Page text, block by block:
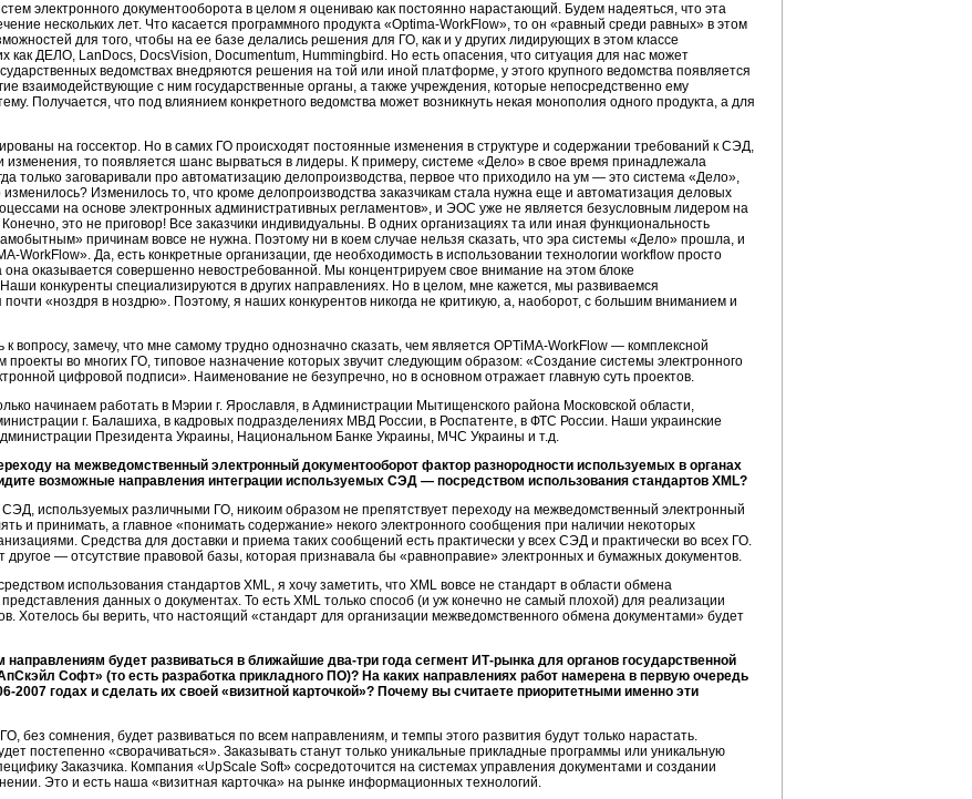
электронного документооборота в целом я оцениваю как постоянно нарастающий. Будем надеяться, что эта
нескольких лет. Что касается программного продукта «Optima-WorkFlow», то он «равный среди равных» в этом
для того, чтобы на ее базе делались решения для ГО, как и у других лидирующих в этом классе
как ДЕЛО, LanDocs, DocsVision, Documentum, Hummingbird. Но есть опасения, что ситуация для нас может
ведомствах внедряются решения на той или иной платформе, у этого крупного ведомства появляется
взаимодействующие с ним государственные органы, а также учреждения, которые непосредственно ему
Получается, что под влиянием конкретного ведомства может возникнуть некая монополия одного продукта, а для
на госсектор. Но в самих ГО происходят постоянные изменения в структуре и содержании требований к СЭД,
изменения, то появляется шанс вырваться в лидеры. К примеру, системе «Дело» в свое время принадлежала
только заговаривали про автоматизацию делопроизводства, первое что приходило на ум — это система «Дело»,
Изменилось то, что кроме делопроизводства заказчикам стала нужна еще и автоматизация деловых
на основе электронных административных регламентов», и ЭОС уже не является безусловным лидером на
это не приговор! Все заказчики индивидуальны. В одних организациях та или иная функциональность
причинам вовсе не нужна. Поэтому ни в коем случае нельзя сказать, что эра системы «Дело» прошла, и
WorkFlow». Да, есть конкретные организации, где необходимость в использовании технологии workflow просто
она оказывается совершенно невостребованной. Мы концентрируем свое внимание на этом блоке
конкуренты специализируются в других направлениях. Но в целом, мне кажется, мы развиваемся
«ноздря в ноздрю». Поэтому, я наших конкурентов никогда не критикую, а, наоборот, с большим вниманием и
вопросу, замечу, что мне самому трудно однозначно сказать, чем является OPTiMA-WorkFlow — комплексной
во многих ГО, типовое назначение которых звучит следующим образом: «Создание системы электронного
цифровой подписи». Наименование не безупречно, но в основном отражает главную суть проектов.
начинаем работать в Мэрии г. Ярославля, в Администрации Мытищенского района Московской области,
г. Балашиха, в кадровых подразделениях МВД России, в Роспатенте, в ФТС России. Наши украинские
Президента Украины, Национальном Банке Украины, МЧС Украины и т.д.
на межведомственный электронный документооборот фактор разнородности используемых в органах
возможные направления интеграции используемых СЭД — посредством использования стандартов XML?
используемых различными ГО, никоим образом не препятствует переходу на межведомственный электронный
и принимать, а главное «понимать содержание» некого электронного сообщения при наличии некоторых
Средства для доставки и приема таких сообщений есть практически у всех СЭД и практически во всех ГО.
— отсутствие правовой базы, которая признавала бы «равноправие» электронных и бумажных документов.
использования стандартов XML, я хочу заметить, что XML вовсе не стандарт в области обмена
данных о документах. То есть XML только способ (и уж конечно не самый плохой) для реализации
Хотелось бы верить, что настоящий «стандарт для организации межведомственного обмена документами» будет
будет развиваться в ближайшие два-три года сегмент ИТ-рынка для органов государственной
Софт» (то есть разработка прикладного ПО)? На каких направлениях работ намерена в первую очередь
2007 годах и сделать их своей «визитной карточкой»? Почему вы считаете приоритетными именно эти
без сомнения, будет развиваться по всем направлениям, и темпы этого развития будут только нарастать.
постепенно «сворачиваться». Заказывать станут только уникальные прикладные программы или уникальную
Заказчика. Компания «UpScale Soft» сосредоточится на системах управления документами и создании
Это и есть наша «визитная карточка» на рынке информационных технологий.